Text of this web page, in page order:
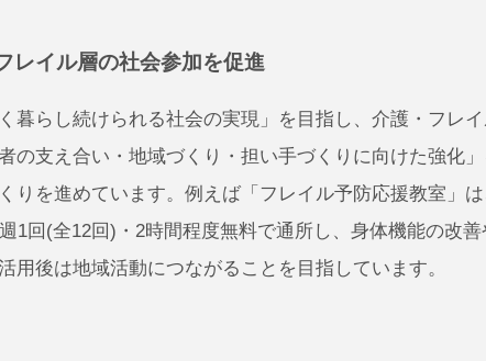
レイル層の社会参加を促進
らし続けられる社会の実現」を目指し、介護・フレ
の支え合い・地域づくり・担い手づくりに向けた強化
りを進めています。例えば「フレイル予防応援教室」
1回(全12回)・2時間程度無料で通所し、身体機能の改
後は地域活動につながることを目指しています。